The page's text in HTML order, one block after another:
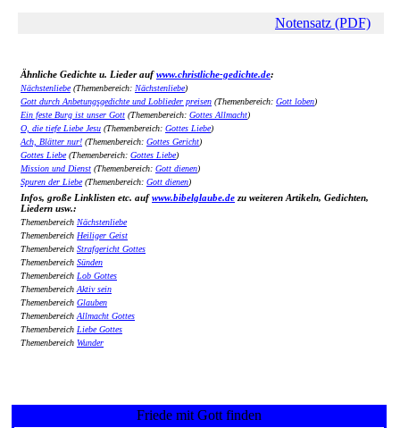
Notensatz (PDF)
Ähnliche Gedichte u. Lieder aufwww.christliche-gedichte.de:
Nächstenliebe(Themenbereich: Nächstenliebe)
Gott durch Anbetungsgedichte und Loblieder preisen (Themenbereich: Gott loben)
Ein feste Burg ist unser Gott (Themenbereich: Gottes Allmacht)
O, die tiefe Liebe Jesu (Themenbereich: Gottes Liebe)
Ach, Blätter nur! (Themenbereich: Gottes Gericht)
Gottes Liebe(Themenbereich: Gottes Liebe)
Mission und Dienst (Themenbereich: Gott dienen)
Spuren der Liebe(Themenbereich: Gott dienen)
Infos, große Linklisten etc. aufwww.bibelglaube.de zu weiteren Artikeln, Gedichten,
Liedern usw.:
Themenbereich Nächstenliebe
Themenbereich Heiliger Geist
Themenbereich Strafgericht Gottes
Themenbereich Sünden
Themenbereich Lob Gottes
ThemenbereichAktiv sein
Themenbereich Glauben
ThemenbereichAllmacht Gottes
Themenbereich Liebe Gottes
Themenbereich Wunder
Friede mit Gott finden